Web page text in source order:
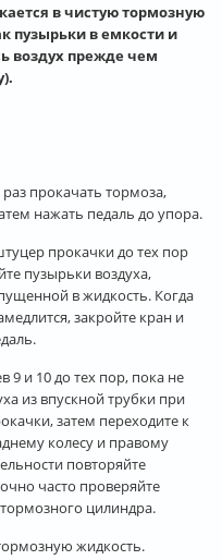
в чистую тормозную
пузырьки в емкости и
воздух прежде чем
прокачать тормоза,
нажать педаль до упора.
прокачки до тех пор
пузырьки воздуха,
в жидкость. Когда
закройте кран и
9 и 10 до тех пор, пока не
из впускной трубки при
затем переходите к
колесу и правому
повторяйте
часто проверяйте
цилиндра.
жидкость.